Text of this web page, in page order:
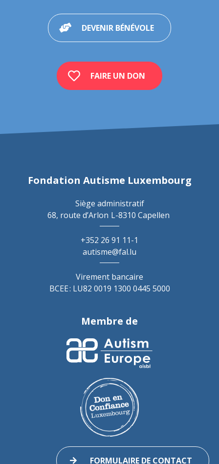
DEVENIR BÉNÉVOLE
FAIRE UN DON
Fondation Autisme Luxembourg
Siège administratif
68, route d’Arlon L-8310 Capellen
+352 26 91 11-1
autisme@fal.lu
Virement bancaire
BCEE : LU82 0019 1300 0445 5000
Membre de
FORMULAIRE DE CONTACT